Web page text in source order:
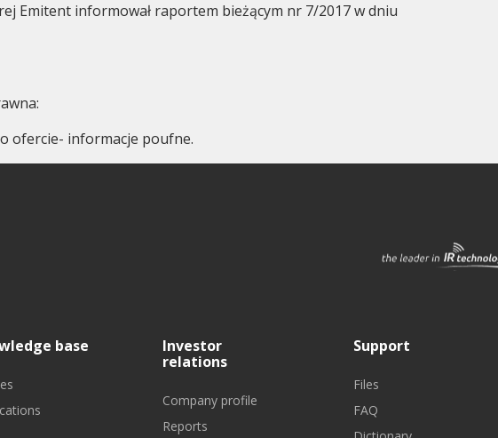
Emitent informował raportem bieżącym nr 7/2017 w dniu
ofercie- informacje poufne.
base
Investor
relations
Company profile
Reports
Support
Files
FAQ